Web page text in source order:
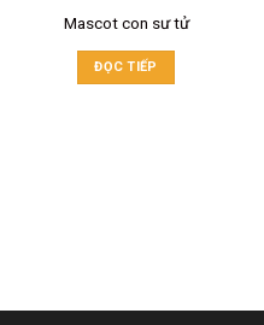
Mascot con sư tử
ĐỌC TIẾP